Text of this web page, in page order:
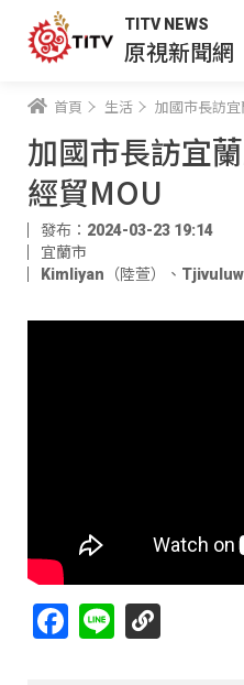
TITV NEWS
原視新聞網
首頁 生活 加國市長訪
加國市長訪宜
經貿MOU
發布：2024-03-23 19:14
宜蘭市
Kimliyan（陸萱）
、
Facebook
Line